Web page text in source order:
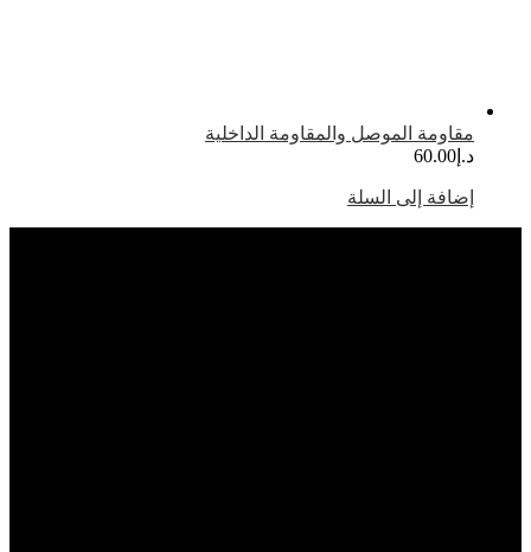
الموصل والمقاومة الداخلية
إلى السلة